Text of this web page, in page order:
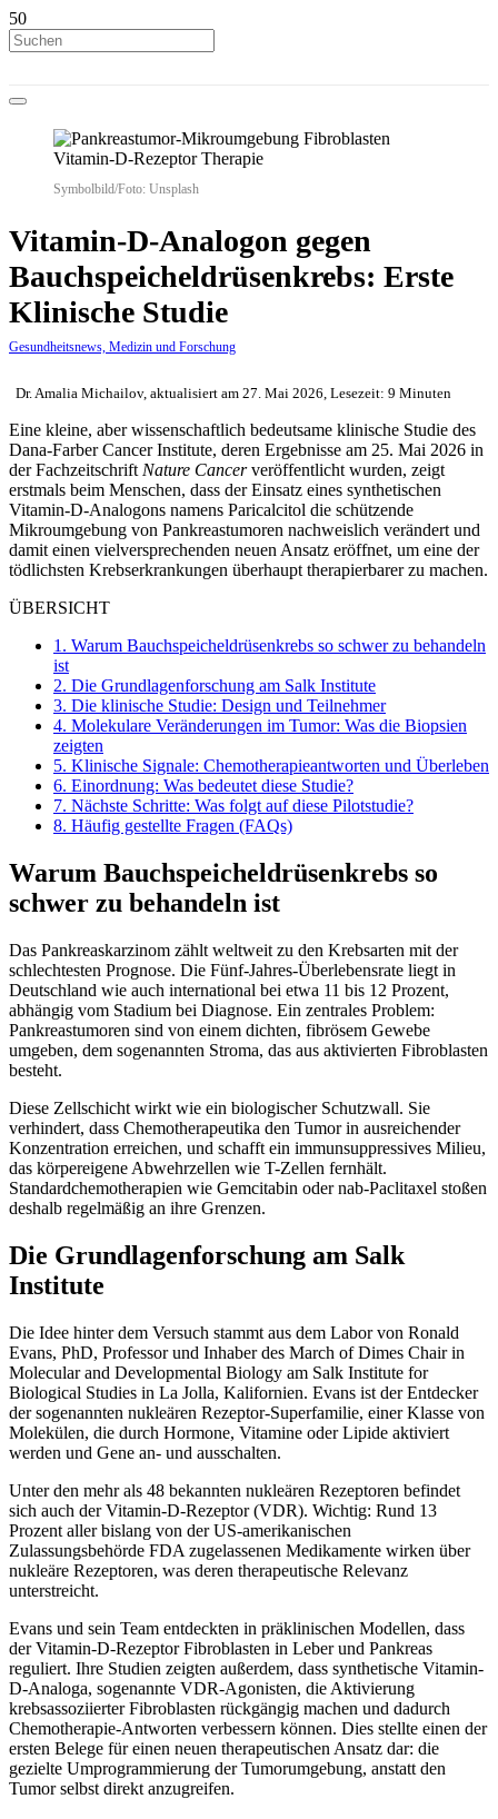
Symbolbild/Foto: Unsplash
Vitamin-D-Analogon gegen
Bauchspeicheldrüsenkrebs: Erste
Klinische Studie
Gesundheitsnews, Medizin und Forschung
Dr. Amalia Michailov, aktualisiert am 27. Mai 2026, Lesezeit: 9 Minuten
Eine kleine, aber wissenschaftlich bedeutsame klinische Studie des
Dana-Farber Cancer Institute, deren Ergebnisse am 25. Mai 2026 in
der Fachzeitschrift Nature Cancerveröffentlicht wurden, zeigt
erstmals beim Menschen, dass der Einsatz eines synthetischen
Vitamin-D-Analogons namens Paricalcitol die schützende
Mikroumgebung von Pankreastumoren nachweislich verändert und
damit einen vielversprechenden neuen Ansatz eröffnet, um eine der
tödlichsten Krebserkrankungen überhaupt therapierbarer zu machen.
ÜBERSICHT
1. Warum Bauchspeicheldrüsenkrebs so schwer zu behandeln
ist
2. Die Grundlagenforschung am Salk Institute
3. Die klinische Studie: Design und Teilnehmer
4. Molekulare Veränderungen im Tumor: Was die Biopsien
zeigten
5. Klinische Signale: Chemotherapieantworten und Überleben
6. Einordnung: Was bedeutet diese Studie?
7. Nächste Schritte: Was folgt auf diese Pilotstudie?
8. Häufig gestellte Fragen (FAQs)
Warum Bauchspeicheldrüsenkrebs so
schwer zu behandeln ist
Das Pankreaskarzinom zählt weltweit zu den Krebsarten mit der
schlechtesten Prognose. Die Fünf-Jahres-Überlebensrate liegt in
Deutschland wie auch international bei etwa 11 bis 12 Prozent,
abhängig vom Stadium bei Diagnose. Ein zentrales Problem:
Pankreastumoren sind von einem dichten, fibrösem Gewebe
umgeben, dem sogenannten Stroma, das aus aktivierten Fibroblasten
besteht.
Diese Zellschicht wirkt wie ein biologischer Schutzwall. Sie
verhindert, dass Chemotherapeutika den Tumor in ausreichender
Konzentration erreichen, und schafft ein immunsuppressives Milieu,
das körpereigene Abwehrzellen wie T-Zellen fernhält.
Standardchemotherapien wie Gemcitabin oder nab-Paclitaxel stoßen
deshalb regelmäßig an ihre Grenzen.
Die Grundlagenforschung am Salk
Institute
Die Idee hinter dem Versuch stammt aus dem Labor von Ronald
Evans, PhD, Professor und Inhaber des March of Dimes Chair in
Molecular and Developmental Biology am Salk Institute for
Biological Studies in La Jolla, Kalifornien. Evans ist der Entdecker
der sogenannten nukleären Rezeptor-Superfamilie, einer Klasse von
Molekülen, die durch Hormone, Vitamine oder Lipide aktiviert
werden und Gene an- und ausschalten.
Unter den mehr als 48 bekannten nukleären Rezeptoren befindet
sich auch der Vitamin-D-Rezeptor (VDR). Wichtig: Rund 13
Prozent aller bislang von der US-amerikanischen
Zulassungsbehörde FDA zugelassenen Medikamente wirken über
nukleäre Rezeptoren, was deren therapeutische Relevanz
unterstreicht.
Evans und sein Team entdeckten in präklinischen Modellen, dass
der Vitamin-D-Rezeptor Fibroblasten in Leber und Pankreas
reguliert. Ihre Studien zeigten außerdem, dass synthetische Vitamin-
D-Analoga, sogenannte VDR-Agonisten, die Aktivierung
krebsassoziierter Fibroblasten rückgängig machen und dadurch
Chemotherapie-Antworten verbessern können. Dies stellte einen der
ersten Belege für einen neuen therapeutischen Ansatz dar: die
gezielte Umprogrammierung der Tumorumgebung, anstatt den
Tumor selbst direkt anzugreifen.